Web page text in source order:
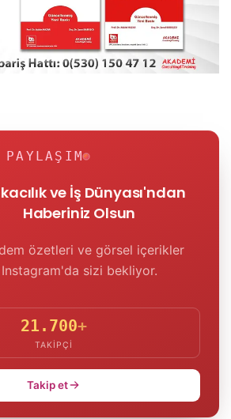
ve İş Dünyası'ndan
Haberiniz Olsun
özetleri ve görsel içerikler
Instagram'da sizi bekliyor.
21.700+
TAKIPÇI
Takip et